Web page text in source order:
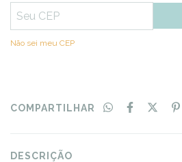
Não sei meu CEP
COMPARTILHAR
DESCRIÇÃO